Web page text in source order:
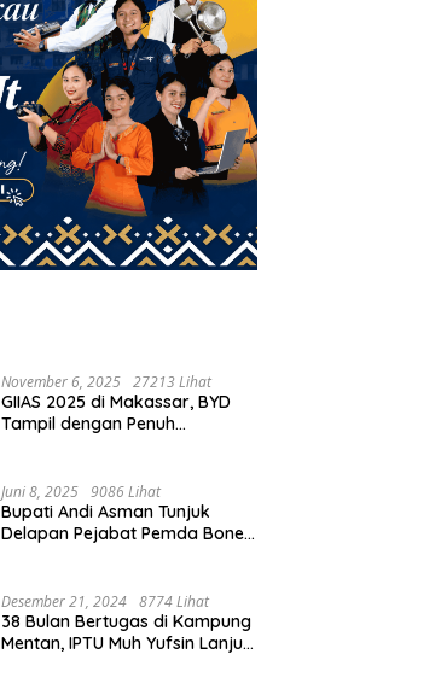
November 6, 2025 27213 Lihat
GIIAS 2025 di Makassar, BYD
Tampil dengan Penuh
Juni 8, 2025 9086 Lihat
Bupati Andi Asman Tunjuk
Delapan Pejabat Pemda Bone
Desember 21, 2024 8774 Lihat
38 Bulan Bertugas di Kampung
Mentan, IPTU Muh Yufsin Lanjut